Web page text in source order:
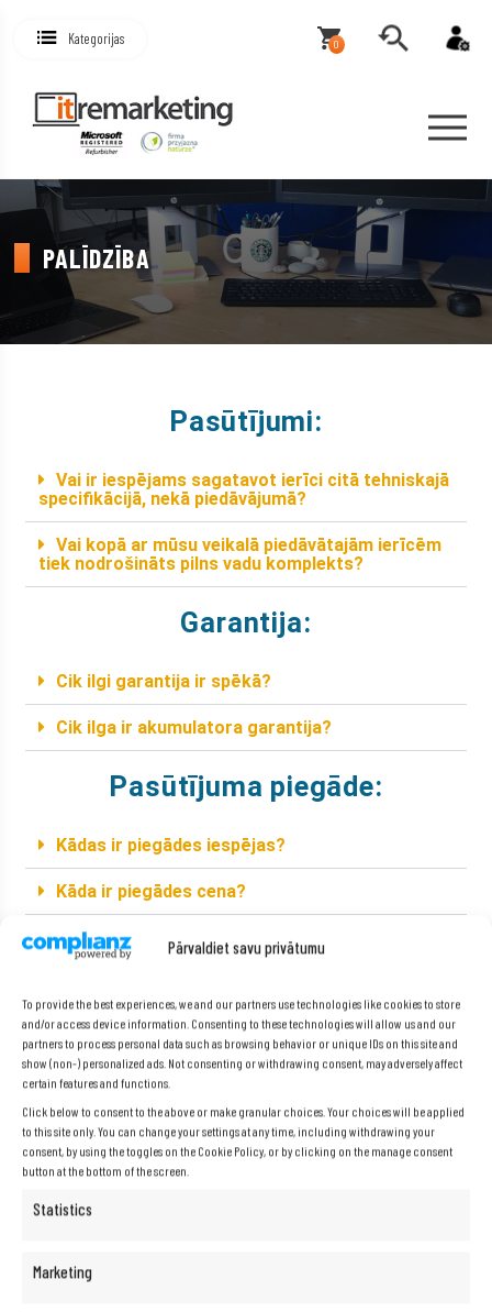
Pārvaldiet savu privātumu
To provide the best experiences, we and our partners use technologies like cookies to store
and/or access device information. Consenting to these technologies will allow us and our
partners to process personal data such as browsing behavior or unique IDs on this site and
show (non-) personalized ads. Not consenting or withdrawing consent, may adversely affect
certain features and functions.
Click below to consent to the above or make granular choices. Your choices will be applied
to this site only. You can change your settings at any time, including withdrawing your
consent, by using the toggles on the Cookie Policy, or by clicking on the manage consent
button at the bottom of the screen.
Statistics
Marketing
Kategorijas 0
PALĪDZĪBA
Pasūtījumi:
Vai ir iespējams sagatavot ierīci citā tehniskajā
specifikācijā, nekā piedāvājumā?
Vai kopā ar mūsu veikalā piedāvātajām ierīcēm
tiek nodrošināts pilns vadu komplekts?
Garantija:
Cik ilgi garantija ir spēkā?
Cik ilga ir akumulatora garantija?
Pasūtījuma piegāde:
Kādas ir piegādes iespējas?
Kāda ir piegādes cena?
Kāds ir pasūtījuma apstrādes laiks?
Sūdzības un atgriešana
Kur es varu salabot ierīci saskaņā ar garantiju?
Pārdevējs ir uzņēmums: